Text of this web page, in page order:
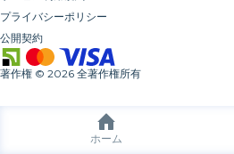
ホーム
プライバシーポリシー
公開契約
著作権 © 2026 全著作権所有